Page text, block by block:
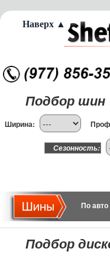
Подбор шин
Ширина:
Сезонность:
По авто
Подбор
Наверх ▲